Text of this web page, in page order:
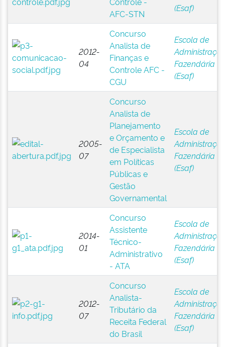
AFC-STN
(Esaf)
2012-
04
Concurso
Analista de
Finanças e
Controle AFC -
CGU
Escola de
Fazendária
(Esaf)
2005-
07
Concurso
Analista de
Planejamento
e Orçamento e
de Especialista
em Políticas
Públicas e
Gestão
Governamental
Escola de
Fazendária
(Esaf)
2014-
01
Concurso
Assistente
Técnico-
Administrativo
- ATA
Escola de
Fazendária
(Esaf)
2012-
07
Concurso
Analista-
Tributário da
Receita Federal
do Brasil
Escola de
Fazendária
(Esaf)